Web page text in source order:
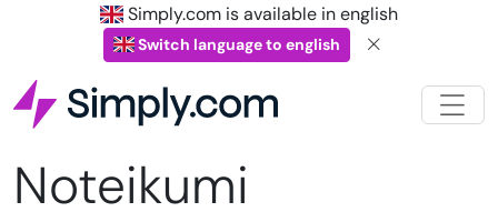
Simply.com is available in english
Switch language to english
Noteikumi